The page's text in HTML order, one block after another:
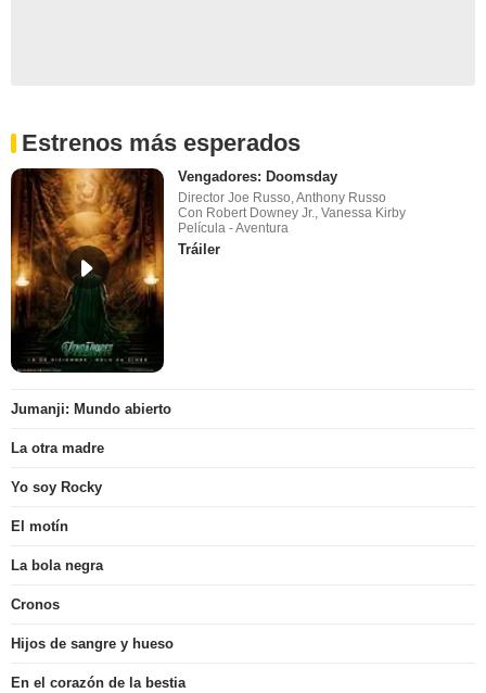
Estrenos más esperados
Vengadores: Doomsday
Director Joe Russo, Anthony Russo
Con Robert Downey Jr., Vanessa Kirby
Película - Aventura
Tráiler
Jumanji: Mundo abierto
La otra madre
Yo soy Rocky
El motín
La bola negra
Cronos
Hijos de sangre y hueso
En el corazón de la bestia